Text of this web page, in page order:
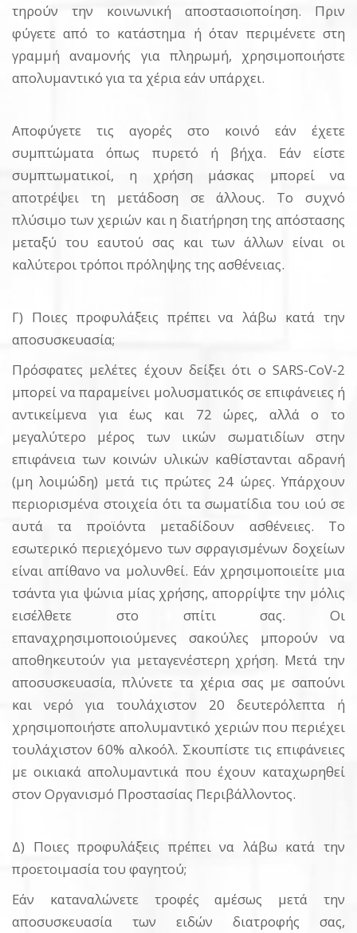
τηρούν την κοινωνική αποστασιοποίηση. Πριν
φύγετε από το κατάστημα ή όταν περιμένετε στη
γραμμή αναμονής για πληρωμή, χρησιμοποιήστε
απολυμαντικό για τα χέρια εάν υπάρχει.
Αποφύγετε τις αγορές στο κοινό εάν έχετε
συμπτώματα όπως πυρετό ή βήχα. Εάν είστε
συμπτωματικοί, η χρήση μάσκας μπορεί να
αποτρέψει τη μετάδοση σε άλλους. Το συχνό
πλύσιμο των χεριών και η διατήρηση της απόστασης
μεταξύ του εαυτού σας και των άλλων είναι οι
καλύτεροι τρόποι πρόληψης της ασθένειας.
Γ) Ποιες προφυλάξεις πρέπει να λάβω κατά την
αποσυσκευασία;
Πρόσφατες μελέτες έχουν δείξει ότι ο SARS-CoV-2
μπορεί να παραμείνει μολυσματικός σε επιφάνειες ή
αντικείμενα για έως και 72 ώρες, αλλά ο το
μεγαλύτερο μέρος των ιικών σωματιδίων στην
επιφάνεια των κοινών υλικών καθίστανται αδρανή
(μη λοιμώδη) μετά τις πρώτες 24 ώρες. Υπάρχουν
περιορισμένα στοιχεία ότι τα σωματίδια του ιού σε
αυτά τα προϊόντα μεταδίδουν ασθένειες. Το
εσωτερικό περιεχόμενο των σφραγισμένων δοχείων
είναι απίθανο να μολυνθεί. Εάν χρησιμοποιείτε μια
τσάντα για ψώνια μίας χρήσης, απορρίψτε την μόλις
εισέλθετε στο σπίτι σας. Οι
επαναχρησιμοποιούμενες σακούλες μπορούν να
αποθηκευτούν για μεταγενέστερη χρήση. Μετά την
αποσυσκευασία, πλύνετε τα χέρια σας με σαπούνι
και νερό για τουλάχιστον 20 δευτερόλεπτα ή
χρησιμοποιήστε απολυμαντικό χεριών που περιέχει
τουλάχιστον 60% αλκοόλ. Σκουπίστε τις επιφάνειες
με οικιακά απολυμαντικά που έχουν καταχωρηθεί
στον Οργανισμό Προστασίας Περιβάλλοντος.
Δ) Ποιες προφυλάξεις πρέπει να λάβω κατά την
προετοιμασία του φαγητού;
Εάν καταναλώνετε τροφές αμέσως μετά την
αποσυσκευασία των ειδών διατροφής σας,